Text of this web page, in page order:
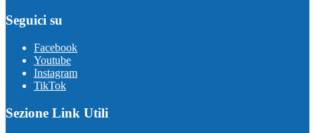
Seguici su
Facebook
Youtube
Instagram
TikTok
Sezione Link Utili